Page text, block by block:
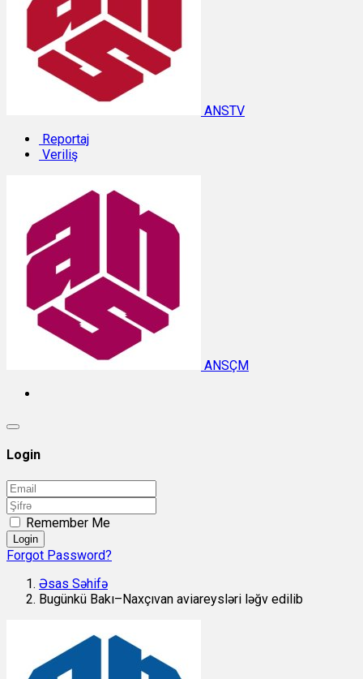
ANSTV
Reportaj
Veriliş
ANSÇM
Login
Remember Me
Login
Forgot Password?
Əsas Səhifə
Bugünkü Bakı–Naxçıvan aviareysləri ləğv edilib